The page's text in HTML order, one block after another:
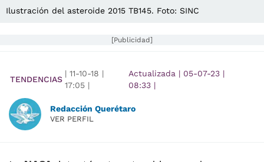
Ilustración del asteroide 2015 TB145. Foto: SINC
[Publicidad]
TENDENCIAS
| 11-10-18 |
17:05 |
Actualizada | 05-07-23 |
08:33|
Redacción Querétaro
VER PERFIL